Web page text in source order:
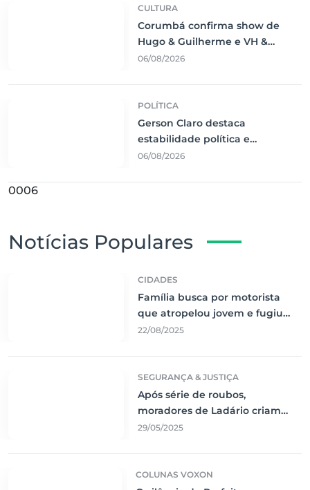
CULTURA
Corumbá confirma show de
Hugo & Guilherme e VH &
Alexandre e fortalece
06/08/2026
POLÍTICA
Gerson Claro destaca
estabilidade política e
crescimento econômico de
06/08/2026
0006
Notícias Populares
CIDADES
Família busca por motorista
que atropelou jovem e fugiu
sem prestar socorro
22/08/2025
SEGURANÇA & JUSTIÇA
Após série de roubos,
moradores de Ladário criam
rede de segurança comunitária
29/05/2025
COLUNAS VOXON